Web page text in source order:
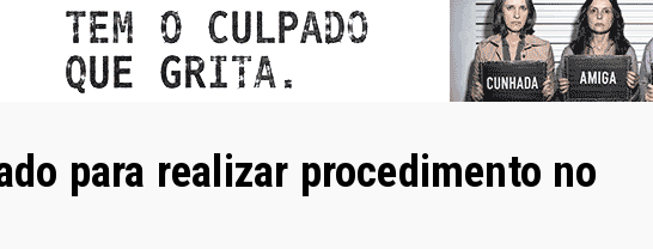
para realizar procedimento no